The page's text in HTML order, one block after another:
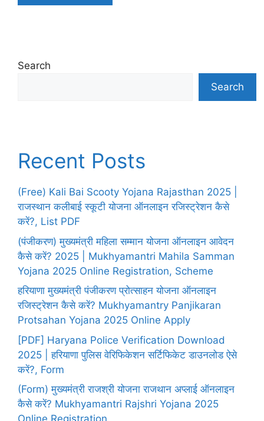
Search
Search
Recent Posts
(Free) Kali Bai Scooty Yojana Rajasthan 2025 |
राजस्थान कलीबाई स्कूटी योजना ऑनलाइन रजिस्ट्रेशन कैसे
करें?, List PDF
(पंजीकरण) मुख्यमंत्री महिला सम्मान योजना ऑनलाइन आवेदन
कैसे करें? 2025 | Mukhyamantri Mahila Samman
Yojana 2025 Online Registration, Scheme
हरियाणा मुख्यमंत्री पंजीकरण प्रोत्साहन योजना ऑनलाइन
रजिस्ट्रेशन कैसे करें? Mukhyamantry Panjikaran
Protsahan Yojana 2025 Online Apply
[PDF] Haryana Police Verification Download
2025 | हरियाणा पुलिस वेरिफिकेशन सर्टिफिकेट डाउनलोड ऐसे
करें?, Form
(Form) मुख्यमंत्री राजश्री योजना राजथान अप्लाई ऑनलाइन
कैसे करें? Mukhyamantri Rajshri Yojana 2025